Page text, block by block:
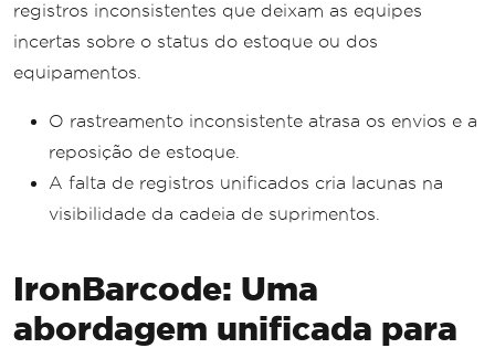
registros inconsistentes que deixam as equipes
incertas sobre o status do estoque ou dos
equipamentos.
O rastreamento inconsistente atrasa os envios e a
reposição de estoque.
A falta de registros unificados cria lacunas na
visibilidade da cadeia de suprimentos.
IronBarcode: Uma
abordagem unificada para